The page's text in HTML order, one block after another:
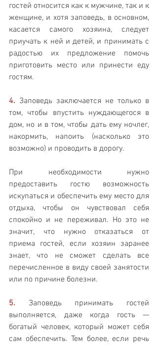
гостей относится как к мужчине, так и к
женщине, и хотя заповедь, в основном,
касается самого хозяина, следует
приучать к ней и детей, и принимать с
радостью их предложение помочь
приготовить место или принести еду
гостям.
4. Заповедь заключается не только в
том, чтобы впустить нуждающегося в
дом, но и в том, чтобы дать ему ночлег,
накормить, напоить (насколько это
возможно) и проводить в дорогу.
При необходимости нужно
предоставить гостю возможность
искупаться и обеспечить ему место для
отдыха, чтобы он чувствовал себя
спокойно и не переживал. Но это не
значит, что нужно отказаться от
приема гостей, если хозяин заранее
знает, что не сможет сделать все
перечисленное в виду своей занятости
или по причине болезни.
5. Заповедь принимать гостей
выполняется, даже когда гость —
богатый человек, который может себя
сам обеспечить. Тем более, если речь